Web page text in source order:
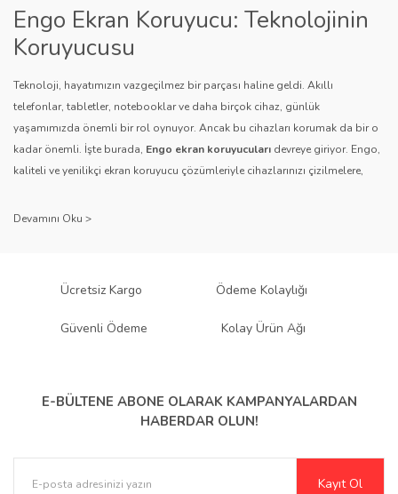
Bu ürüne benzer farklı alternatifler olmalı.
Gönder
Engo Ekran Koruyucu: Teknolojinin
Koruyucusu
Teknoloji, hayatımızın vazgeçilmez bir parçası haline geldi. Akıllı
telefonlar, tabletler, notebooklar ve daha birçok cihaz, günlük
yaşamımızda önemli bir rol oynuyor. Ancak bu cihazları korumak da bir o
kadar önemli. İşte burada, Engo ekran koruyucuları devreye giriyor. Engo,
kaliteli ve yenilikçi ekran koruyucu çözümleriyle cihazlarınızı çizilmelere,
sağlıyor.
Engo ekran koruyucuları
, uzun yıllara dayanan tecrübesi ve teknolojiye
ürününü titiz bir kalite kontrol sürecinden geçirir. Kullanıcı dostu tasarımı
Çeşitlilik ve Uyum: Engo Ekran
Koruyucuları
yelpazesi sunar.Parlak Nano ekran koruyucular Mat ekran koruyucular
Ücretsiz Kargo Ödeme Kolaylığı
Güvenli Ödeme Kolay Ürün Ağı
E-BÜLTENE ABONE OLARAK KAMPANYALARDAN
HABERDAR OLUN!
Kayıt Ol